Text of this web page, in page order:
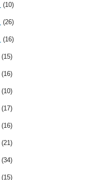
(10)
(26)
(16)
(15)
(16)
(10)
(17)
(16)
(21)
(34)
(15)